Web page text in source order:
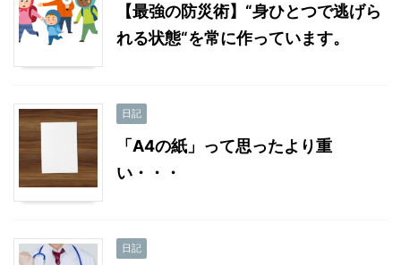
【最強の防災術】“身ひとつで逃げら
れる状態“を常に作っています。
日記
「A4の紙」って思ったより重
い・・・
日記